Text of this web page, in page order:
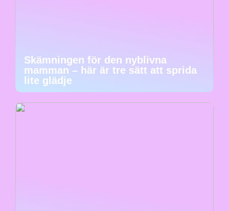
Skämningen för den nyblivna
mamman – här är tre sätt att sprida
lite glädje